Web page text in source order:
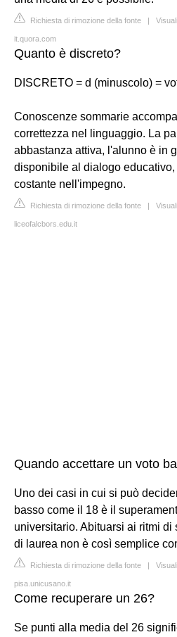
Richiesta di rimozione della fonte |
it.quora.com
Quanto è discreto?
DISCRETO = d (minuscolo) =
Conoscenze sommarie
correttezza nel linguaggio. La
abbastanza attiva, l'alunno è in
disponibile al dialogo
costante nell'impegno.
Richiesta di rimozione della fonte |
liceofalcbors.edu.it
Quando accettare un voto
Uno dei casi in cui si può
basso come il 18 è il
universitario. Abituarsi ai ritmi di
di laurea non è così semplice
Richiesta di rimozione della fonte |
pisa.unicusano.it
Come recuperare un 26?
Se punti alla media del 26